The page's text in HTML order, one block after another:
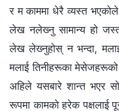
र म काममा धेरै व्यस्त
लेख नलेख्‍नु सामान्य हो
लेख लेख्‍नुहोस् न भन्दा, मलाई
मलाई तिनीहरूका
अहिले यसबारे शान्त भएर
रूपमा कामको हरेक पक्षलाई